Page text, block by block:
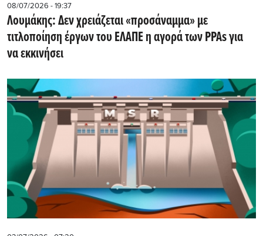
08/07/2026 - 19:37
Λουμάκης: Δεν χρειάζεται «προσάναμμα» με
τιτλοποίηση έργων του ΕΛΑΠΕ η αγορά των PPAs για
να εκκινήσει